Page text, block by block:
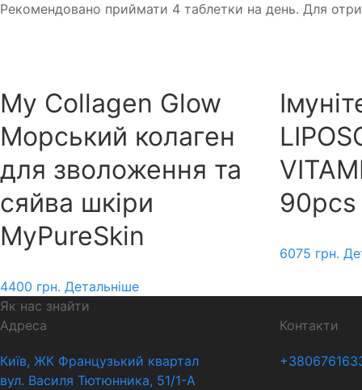
Рекомендовано приймати 4 таблетки на день. Для
My Collagen Glow
Морський колаген
для зволоження та
сяйва шкіри
MyPureSkin
4400 грн. Детальніше
90pcs
6075 грн.
Як нас знайти
Адреса
Київ, ЖК Французький квартал
вул. Василя Тютюнника, 51/1-А
Контакти